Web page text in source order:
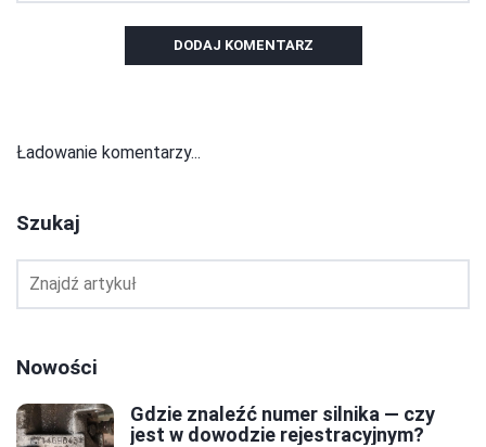
DODAJ KOMENTARZ
Ładowanie komentarzy...
Szukaj
Nowości
Gdzie znaleźć numer silnika — czy
jest w dowodzie rejestracyjnym?